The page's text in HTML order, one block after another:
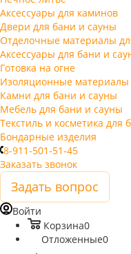
Аксессуары для каминов
Двери для бани и сауны
Отделочные материалы
Аксессуары для бани и
Готовка на огне
Изоляционные материалы
Камни для бани и сауны
Мебель для бани и сауны
Текстиль и косметика для
Бондарные изделия
8-911-501-51-45
Заказать звонок
Задать вопрос
Войти
Корзина0
Отложенные0